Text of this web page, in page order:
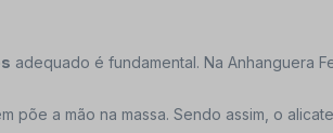
adequado é fundamental. Na Anhanguera
põe a mão na massa. Sendo assim, o